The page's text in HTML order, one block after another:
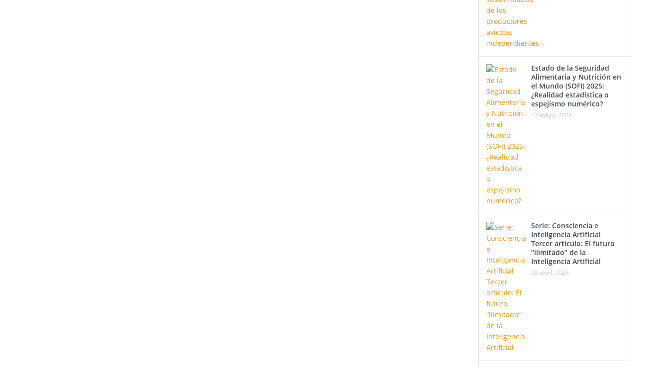
Estado de la Seguridad
Alimentaria y Nutrición en
el Mundo (SOFI) 2025:
¿Realidad estadística o
espejismo numérico?
12 mayo, 2026
Serie: Consciencia e
Inteligencia Artificial
Tercer artículo: El futuro
“ilimitado” de la
Inteligencia Artificial
28 abril, 2026